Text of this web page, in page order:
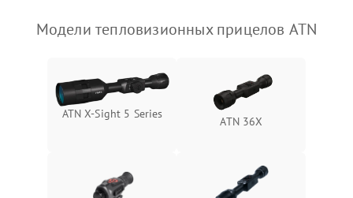
Неисправность системы
защиты от
Подробнее →
Неисправность системы
защиты от замыкания
Подробнее →
Модели тепловизионных прицелов ATN
ATN X‑Sight 5 Series
ATN 36X